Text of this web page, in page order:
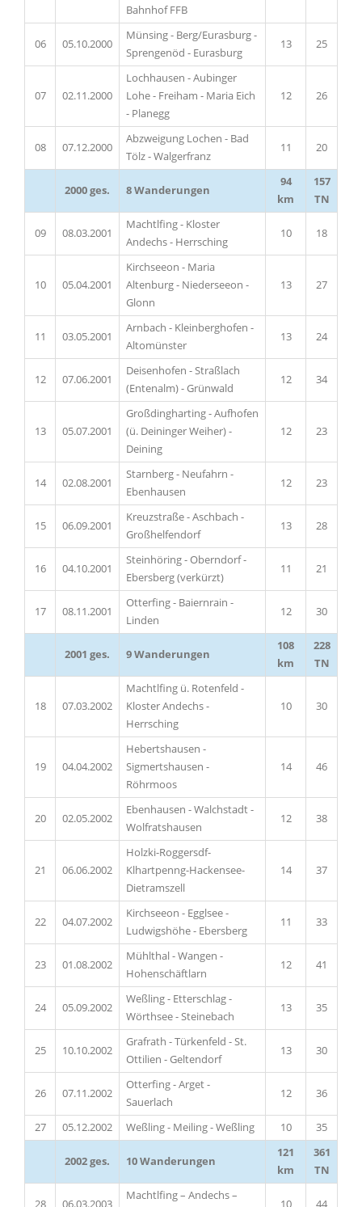
Bahnhof FFB
06 05.10.2000
Münsing - Berg/Eurasburg -
Sprengenöd - Eurasburg
13 25
07 02.11.2000
Lochhausen - Aubinger
Lohe - Freiham - Maria Eich
- Planegg
12 26
08 07.12.2000
Abzweigung Lochen - Bad
Tölz - Walgerfranz
11 20
2000 ges. 8 Wanderungen
94
km
157
TN
09 08.03.2001
Machtlfing - Kloster
Andechs - Herrsching
10 18
10 05.04.2001
Kirchseeon - Maria
Altenburg - Niederseeon -
Glonn
13 27
11 03.05.2001
Arnbach - Kleinberghofen -
Altomünster
13 24
12 07.06.2001
Deisenhofen - Straßlach
(Entenalm) - Grünwald
12 34
13 05.07.2001
Großdingharting - Aufhofen
(ü. Deininger Weiher) -
Deining
12 23
14 02.08.2001
Starnberg - Neufahrn -
Ebenhausen
12 23
15 06.09.2001
Kreuzstraße - Aschbach -
Großhelfendorf
13 28
16 04.10.2001
Steinhöring - Oberndorf -
Ebersberg (verkürzt)
11 21
17 08.11.2001
Otterfing - Baiernrain -
Linden
12 30
2001 ges. 9 Wanderungen
108
km
228
TN
18 07.03.2002
Machtlfing ü. Rotenfeld -
Kloster Andechs -
Herrsching
10 30
19 04.04.2002
Hebertshausen -
Sigmertshausen -
Röhrmoos
14 46
20 02.05.2002
Ebenhausen - Walchstadt -
Wolfratshausen
12 38
21 06.06.2002
Holzki-Roggersdf-
Klhartpenng-Hackensee-
Dietramszell
14 37
22 04.07.2002
Kirchseeon - Egglsee -
Ludwigshöhe - Ebersberg
11 33
23 01.08.2002
Mühlthal - Wangen -
Hohenschäftlarn
12 41
24 05.09.2002
Weßling - Etterschlag -
Wörthsee - Steinebach
13 35
25 10.10.2002
Grafrath - Türkenfeld - St.
Ottilien - Geltendorf
13 30
26 07.11.2002
Otterfing - Arget -
Sauerlach
12 36
27 05.12.2002 Weßling - Meiling - Weßling 10 35
2002 ges. 10 Wanderungen
121
km
361
TN
28 06.03.2003
Machtlfing – Andechs –
10 44